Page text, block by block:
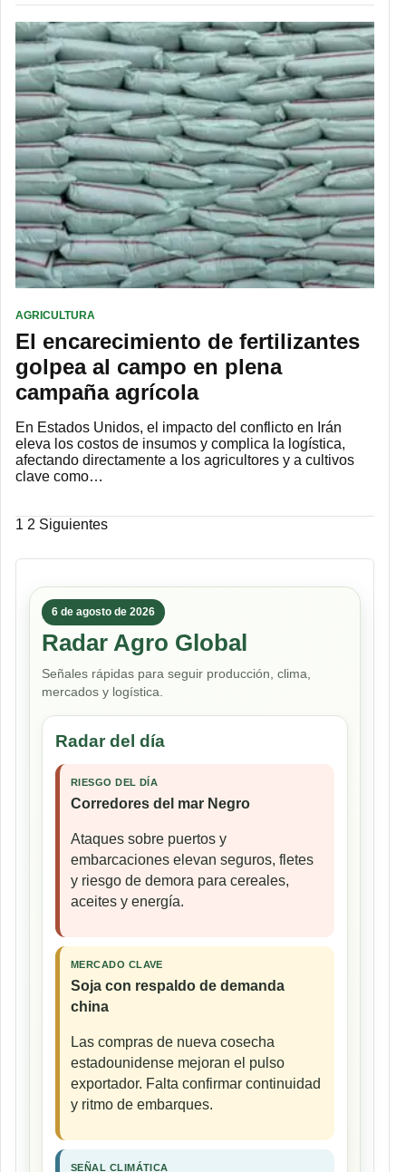
AGRICULTURA
El encarecimiento de fertilizantes
golpea al campo en plena
campaña agrícola
En Estados Unidos, el impacto del conflicto en Irán
eleva los costos de insumos y complica la logística,
afectando directamente a los agricultores y a cultivos
clave como…
Paginación
de
1 2 Siguientes
6 de agosto de 2026
Radar Agro Global
Señales rápidas para seguir producción, clima,
mercados y logística.
Radar del día
RIESGO DEL DÍA
Corredores del mar Negro
Ataques sobre puertos y
embarcaciones elevan seguros, fletes
y riesgo de demora para cereales,
aceites y energía.
MERCADO CLAVE
Soja con respaldo de demanda
china
Las compras de nueva cosecha
estadounidense mejoran el pulso
exportador. Falta confirmar continuidad
y ritmo de embarques.
SEÑAL CLIMÁTICA